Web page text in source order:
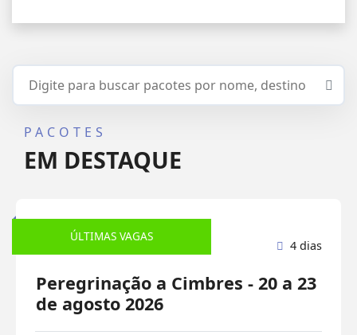
PACOTES
EM DESTAQUE
ÚLTIMAS VAGAS
Peregrinação 4 dias
Peregrinação a Cimbres - 20 a 23
de agosto 2026